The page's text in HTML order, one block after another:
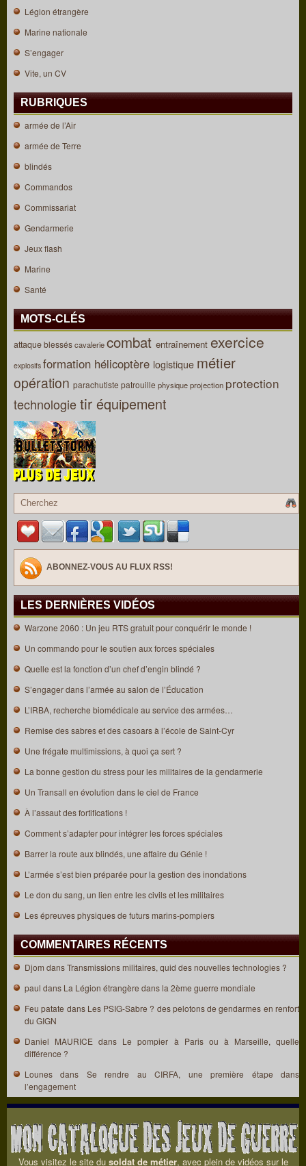
Légion étrangère
Marine nationale
S’engager
Vite, un CV
RUBRIQUES
armée de l’Air
armée de Terre
blindés
Commandos
Commissariat
Gendarmerie
Jeux flash
Marine
Santé
MOTS-CLÉS
attaqueblesséscavaleriecombat entraînement exercice
explosifs formation hélicoptère logistique métier
opération parachutiste patrouille physiqueprojection protection
technologietir équipement
ABONNEZ-VOUS AU FLUX RSS!
LES DERNIÈRES VIDÉOS
Warzone 2060 : Un jeu RTS gratuit pour conquérir le monde !
Un commando pour le soutien aux forces spéciales
Quelle est la fonction d’un chef d’engin blindé ?
S’engager dans l’armée au salon de l’Éducation
L’IRBA, recherche biomédicale au service des armées…
Remise des sabres et des casoars à l’école de Saint-Cyr
Une frégate multimissions, à quoi ça sert ?
La bonne gestion du stress pour les militaires de la gendarmerie
Un Transall en évolution dans le ciel de France
À l’assaut des fortifications !
Comment s’adapter pour intégrer les forces spéciales
Barrer la route aux blindés, une affaire du Génie !
L’armée s’est bien préparée pour la gestion des inondations
Le don du sang, un lien entre les civils et les militaires
Les épreuves physiques de futurs marins-pompiers
COMMENTAIRES RÉCENTS
Djom dansTransmissions militaires, quid des nouvelles technologies ?
paul dans La Légion étrangère dans la 2ème guerre mondiale
Feu patate dans Les PSIG-Sabre ? des pelotons de gendarmes en renfort
du GIGN
Daniel MAURICE dans Le pompier à Paris ou à Marseille, quelle
différence ?
Lounes dans Se rendre au CIRFA, une première étape dans
l’engagement
Vous visitez le site du soldat de métier, avec plein de vidéos sur le